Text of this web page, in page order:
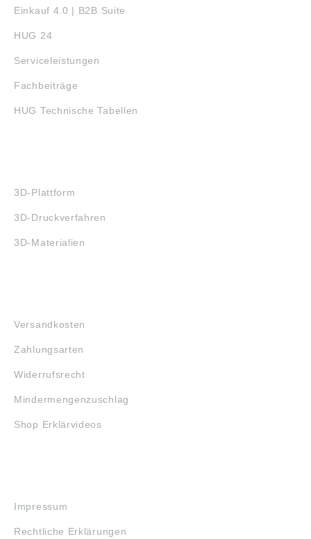
Einkauf 4.0 | B2B Suite
HUG 24
Serviceleistungen
Fachbeiträge
HUG Technische Tabellen
3D-Plattform
3D-Druckverfahren
3D-Materialien
Versandkosten
Zahlungsarten
Widerrufsrecht
Mindermengenzuschlag
Shop Erklärvideos
Impressum
Rechtliche Erklärungen